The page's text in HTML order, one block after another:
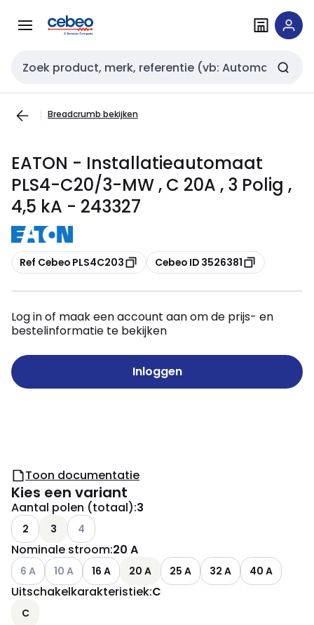
naar
naar
Zoekveld invoer
Breadcrumb bekijken
EATON - Installatieautomaat
PLS4-C20/3-MW , C 20A , 3 Polig ,
4,5 kA - 243327
Kopiëren
Ref Cebeo PLS4C203 Kopiëren
Cebeo ID 3526381
Log in of maak een account aan om de prijs- en
bestelinformatie te bekijken
Inloggen
Toon documentatie
Kies een variant
Aantal polen (totaal):3
2 3 Andere varianten (Huidige combinatie niet
4
Nominale stroom:20 A
Andere varianten (Huidige combinatie niet mogelijk)
6 A Andere varianten (Huidige combinatie niet mogelijk)
10 A 16 A 20 A 25 A 32 A 40 A
Uitschakelkarakteristiek:C
C